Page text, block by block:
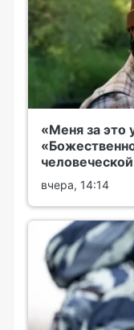
«Меня за это
вчера, 14:14